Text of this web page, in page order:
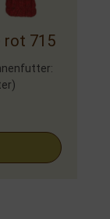
rot 715